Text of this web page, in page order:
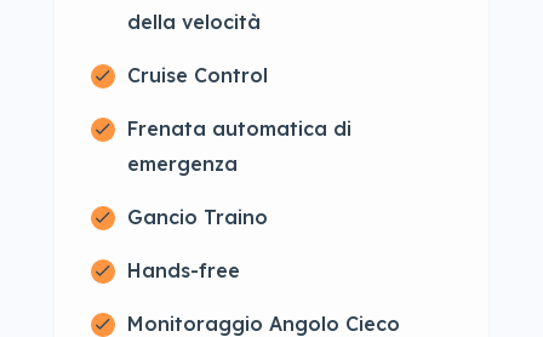
della velocità
Cruise Control
Frenata automatica di
emergenza
Gancio Traino
Hands-free
Monitoraggio Angolo Cieco